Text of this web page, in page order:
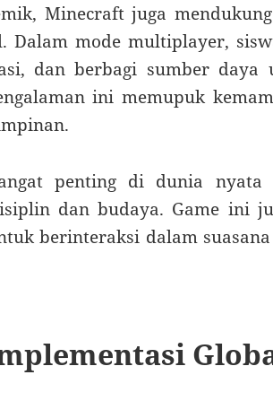
Minecraft juga
Dalam mode multiplayer,
dan berbagi sumber daya
ini memupuk
penting di dunia nyata
dan budaya. Game ini
berinteraksi dalam